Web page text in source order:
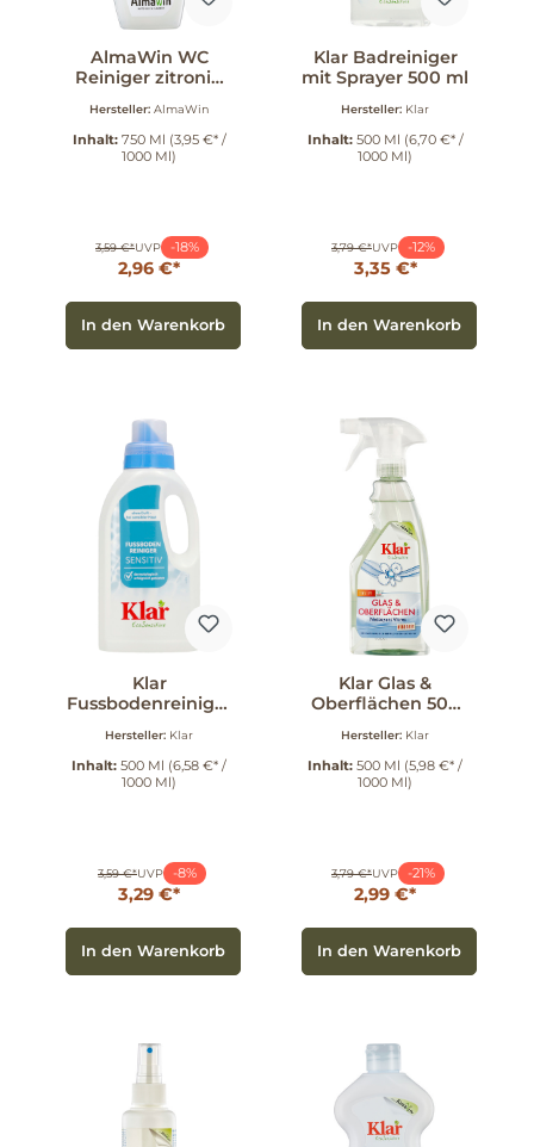
AlmaWin WC
Reiniger zitronig
Hersteller: AlmaWin
Inhalt: 750 Ml (3,95 €* /
1000 Ml)
3,59 €*UVP -18%
2,96 €*
In den Warenkorb
Klar Badreiniger
mit Sprayer 500 ml
Hersteller: Klar
Inhalt: 500 Ml (6,70 €* /
1000 Ml)
3,79 €*UVP -12%
3,35 €*
In den Warenkorb
Klar
Fussbodenreiniger
Hersteller: Klar
Inhalt: 500 Ml (6,58 €* /
1000 Ml)
3,59 €*UVP -8%
3,29 €*
In den Warenkorb
Klar Glas &
Oberflächen 500
Hersteller: Klar
Inhalt: 500 Ml (5,98 €* /
1000 Ml)
3,79 €*UVP -21%
2,99 €*
In den Warenkorb